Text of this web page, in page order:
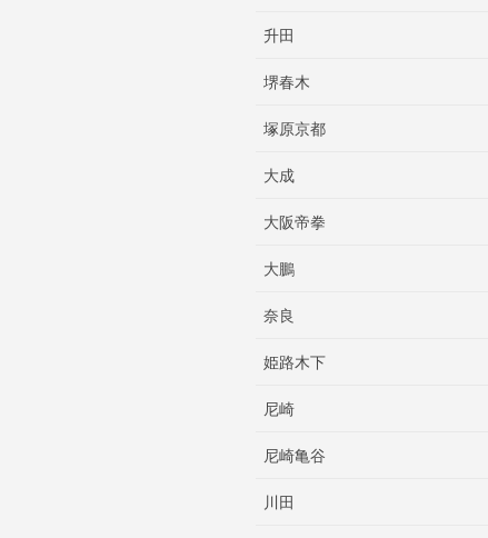
升田
堺春木
塚原京都
大成
大阪帝拳
大鵬
奈良
姫路木下
尼崎
尼崎亀谷
川田